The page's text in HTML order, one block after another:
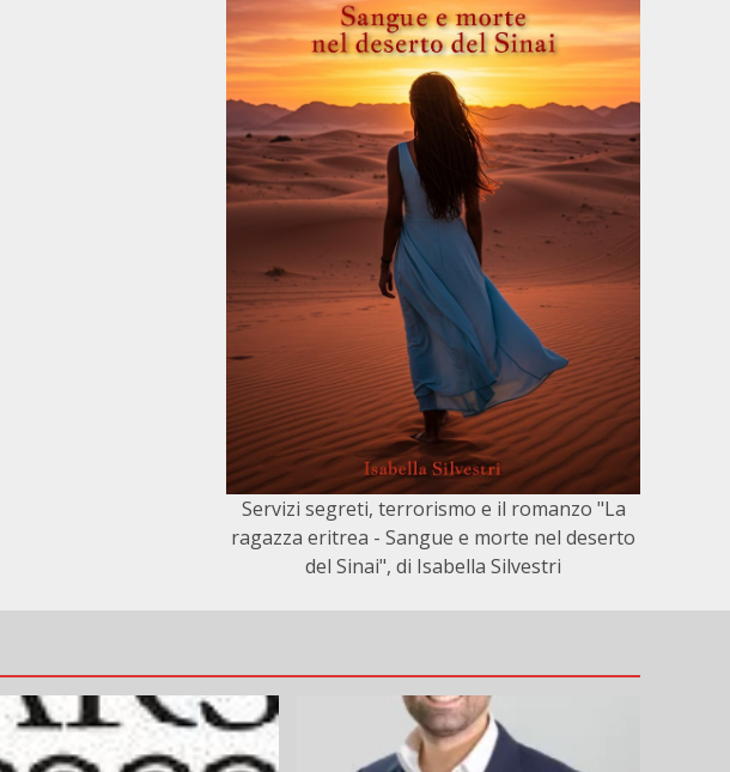
Servizi segreti, terrorismo e il romanzo "La
ragazza eritrea - Sangue e morte nel deserto
del Sinai", di Isabella Silvestri